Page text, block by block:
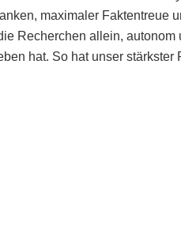
maximaler
Recherchen allein,
hat. So hat unser